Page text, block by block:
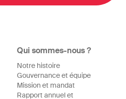
Qui sommes-nous ?
Notre histoire
Gouvernance et équipe
Mission et mandat
Rapport annuel et